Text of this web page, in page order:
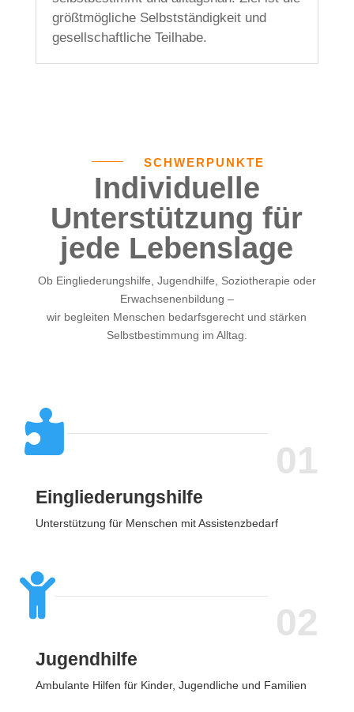
größtmögliche Selbstständigkeit und
gesellschaftliche Teilhabe.
SCHWERPUNKTE
Individuelle
Unterstützung für
jede Lebenslage
Ob Eingliederungshilfe, Jugendhilfe, Soziotherapie oder
Erwachsenenbildung –
wir begleiten Menschen bedarfsgerecht und stärken
Selbstbestimmung im Alltag.

01
Eingliederungshilfe
Unterstützung für Menschen mit Assistenzbedarf

02
Jugendhilfe
Ambulante Hilfen für Kinder, Jugendliche und Familien